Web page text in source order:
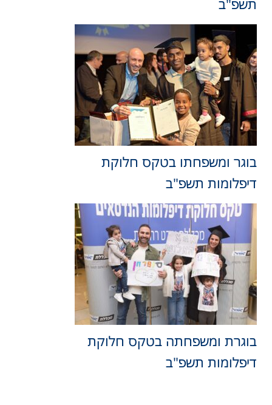
תשפ"ב
בוגר ומשפחתו בטקס חלוקת
דיפלומות תשפ"ב
בוגרת ומשפחתה בטקס חלוקת
דיפלומות תשפ"ב